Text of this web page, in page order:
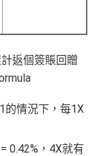
返個簽賬回贈
的情況下，每1X
0.42%，4X就有